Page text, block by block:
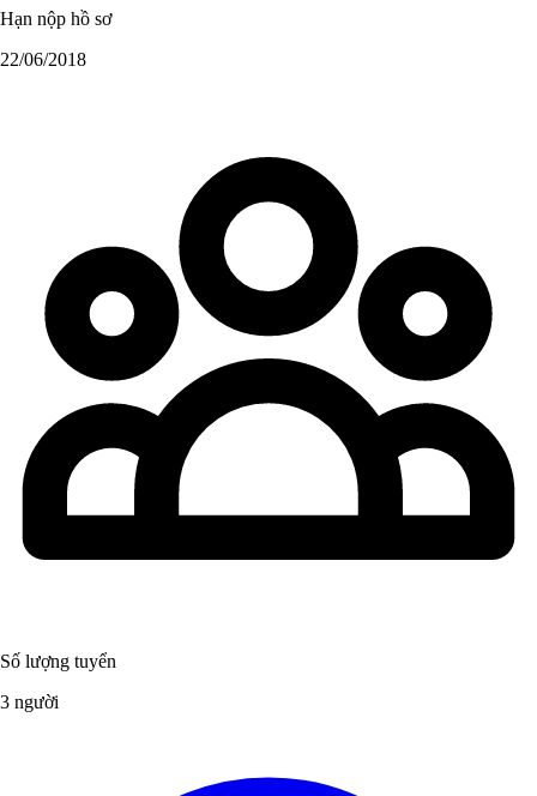
Hạn nộp hồ sơ
22/06/2018
Số lượng tuyển
3 người